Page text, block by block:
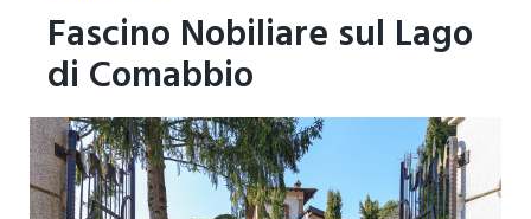
Fascino Nobiliare sul Lago
di Comabbio